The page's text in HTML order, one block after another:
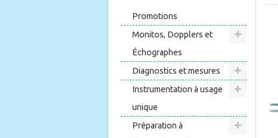
Promotions
Monitos, Dopplers et
Échographes
Diagnostics et mesures
Instrumentation à usage
unique
Préparation à